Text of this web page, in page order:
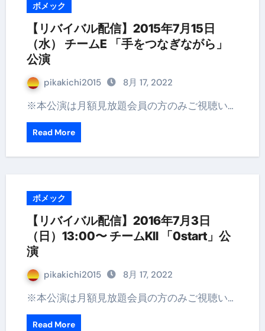
ボメック
【リバイバル配信】2015年7月15日
（水） チームE 「手をつなぎながら」
公演
pikakichi2015 8月 17, 2022
※本公演は月額見放題会員の方のみご視聴い…
Read More
ボメック
【リバイバル配信】2016年7月3日
（日）13:00〜 チームKII 「0start」公
演
pikakichi2015 8月 17, 2022
※本公演は月額見放題会員の方のみご視聴い…
Read More